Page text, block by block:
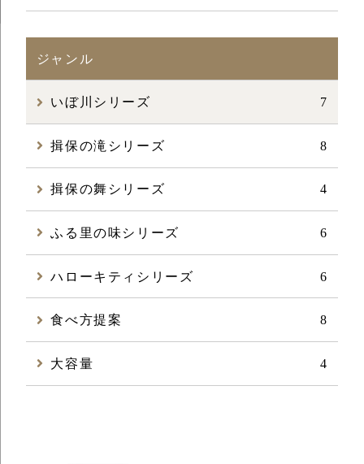
ジャンル
いぼ川シリーズ 7
揖保の滝シリーズ 8
揖保の舞シリーズ 4
ふる里の味シリーズ 6
ハローキティシリーズ 6
食べ方提案 8
大容量 4